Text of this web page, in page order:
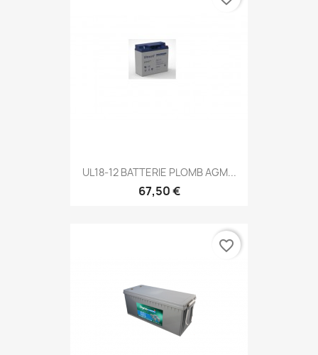
UL18-12 BATTERIE PLOMB AGM...
67,50 €
favorite_border